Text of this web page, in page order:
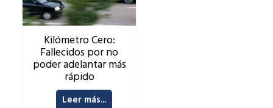
Kilómetro Cero:
Fallecidos por no
poder adelantar más
rápido
Leer más...